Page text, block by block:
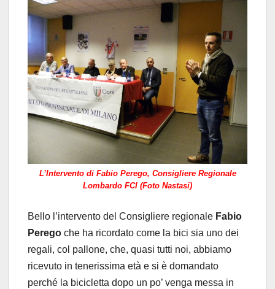
L’Intervento di Fabio Perego, Consigliere Regionale
Lombardo FCI (Foto Nastasi)
Bello l’intervento del Consigliere regionale Fabio
Perego che ha ricordato come la bici sia uno dei
regali, col pallone, che, quasi tutti noi, abbiamo
ricevuto in tenerissima età e si è domandato
perché la bicicletta dopo un po’ venga messa in